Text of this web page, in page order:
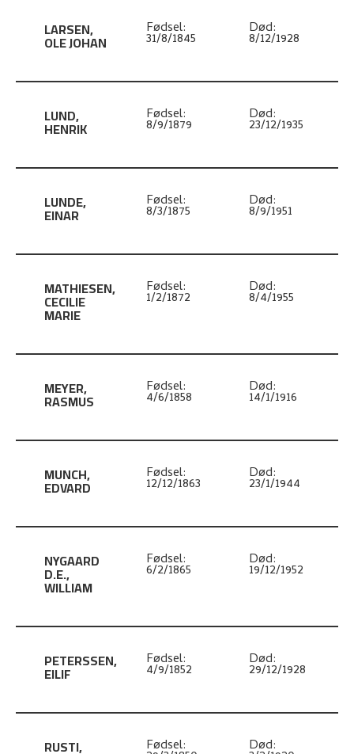
LARSEN,
OLE JOHAN
Fødsel:
31/8/1845
Død:
8/12/1928
LUND,
HENRIK
Fødsel:
8/9/1879
Død:
23/12/1935
LUNDE,
EINAR
Fødsel:
8/3/1875
Død:
8/9/1951
MATHIESEN,
CECILIE
MARIE
Fødsel:
1/2/1872
Død:
8/4/1955
MEYER,
RASMUS
Fødsel:
4/6/1858
Død:
14/1/1916
MUNCH,
EDVARD
Fødsel:
12/12/1863
Død:
23/1/1944
NYGAARD
D.E.,
WILLIAM
Fødsel:
6/2/1865
Død:
19/12/1952
PETERSSEN,
EILIF
Fødsel:
4/9/1852
Død:
29/12/1928
RUSTI, Fødsel: Død: